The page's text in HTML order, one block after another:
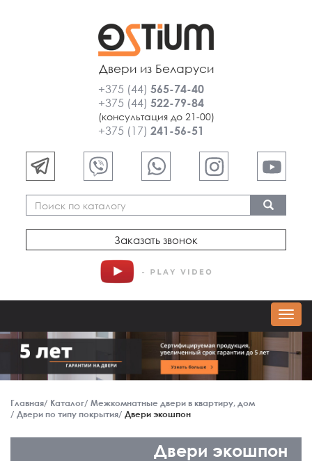
Двери из Беларуси
+375 (44) 565-74-40
+375 (44) 522-79-84
(консультация до 21-00)
+375 (17) 241-56-51
Заказать звонок
Главная Каталог Межкомнатные двери в квартиру, дом
Двери по типу покрытия Двери экошпон
Двери экошпон